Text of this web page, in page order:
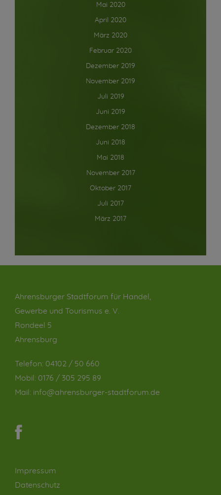
Mai 2020
April 2020
März 2020
Februar 2020
Dezember 2019
November 2019
Juli 2019
Juni 2019
Dezember 2018
Juni 2018
Mai 2018
November 2017
Oktober 2017
Juli 2017
März 2017
Ahrensburger Stadtforum für Handel,
Gewerbe und Tourismus e. V.
Rondeel 5
Ahrensburg
Telefon: 04102 / 50 660
Mobil: 0176 / 305 295 89
Mail: info@ahrensburger-stadtforum.de
Impressum
Datenschutz